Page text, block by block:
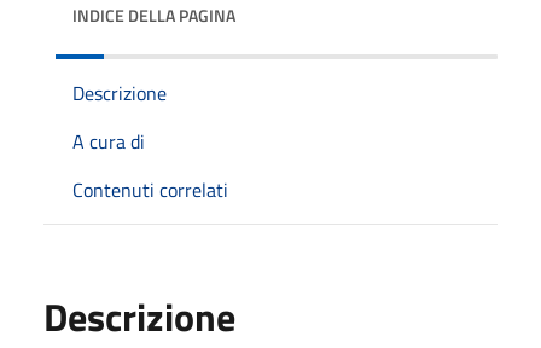
INDICE DELLA PAGINA
Descrizione
A cura di
Contenuti correlati
Descrizione